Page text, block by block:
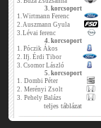
3. korcsoport
1.Wirtmann Ferenc
2.Auszmann Gyula
3.Lévai ferenc
4. korcsoport
1. Póczik Ákos
2. Ifj. Érdi Tibor
3. Csomor László
5. korcsoport
1. Dombi Péter
2. Merényi Zsolt
3. Pehely Balázs
teljes táblázat